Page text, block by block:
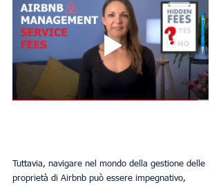
Tuttavia, navigare nel mondo della gestione delle
proprietà di Airbnb può essere impegnativo,